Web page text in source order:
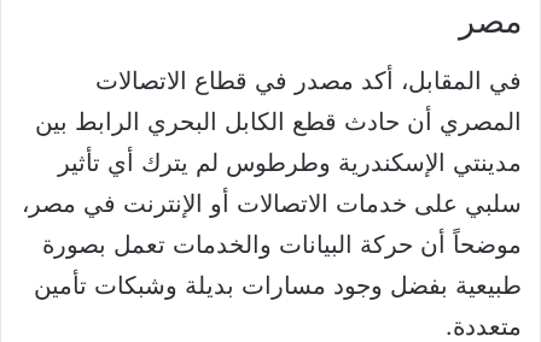
مصر
في المقابل، أكد مصدر في قطاع الاتصالات
المصري أن حادث قطع الكابل البحري الرابط بين
مدينتي الإسكندرية وطرطوس لم يترك أي تأثير
سلبي على خدمات الاتصالات أو الإنترنت في مصر،
موضحاً أن حركة البيانات والخدمات تعمل بصورة
طبيعية بفضل وجود مسارات بديلة وشبكات تأمين
متعددة.